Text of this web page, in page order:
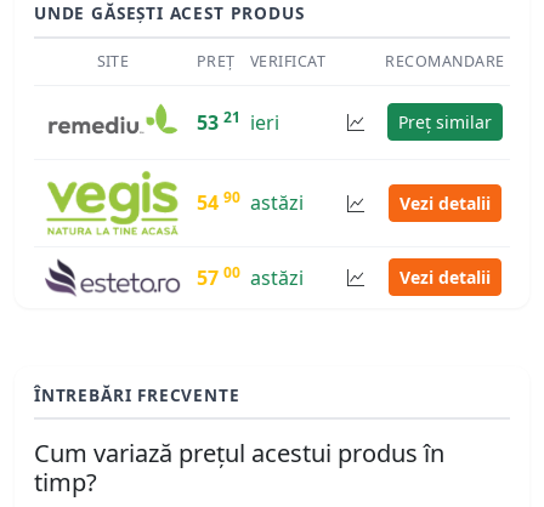
UNDE GĂSEȘTI ACEST PRODUS
SITE PREȚ VERIFICAT RECOMANDARE
53 21 ieri Preț similar
54 90 astăzi Vezi detalii
57 00 astăzi Vezi detalii
ÎNTREBĂRI FRECVENTE
Cum variază prețul acestui produs în
timp?